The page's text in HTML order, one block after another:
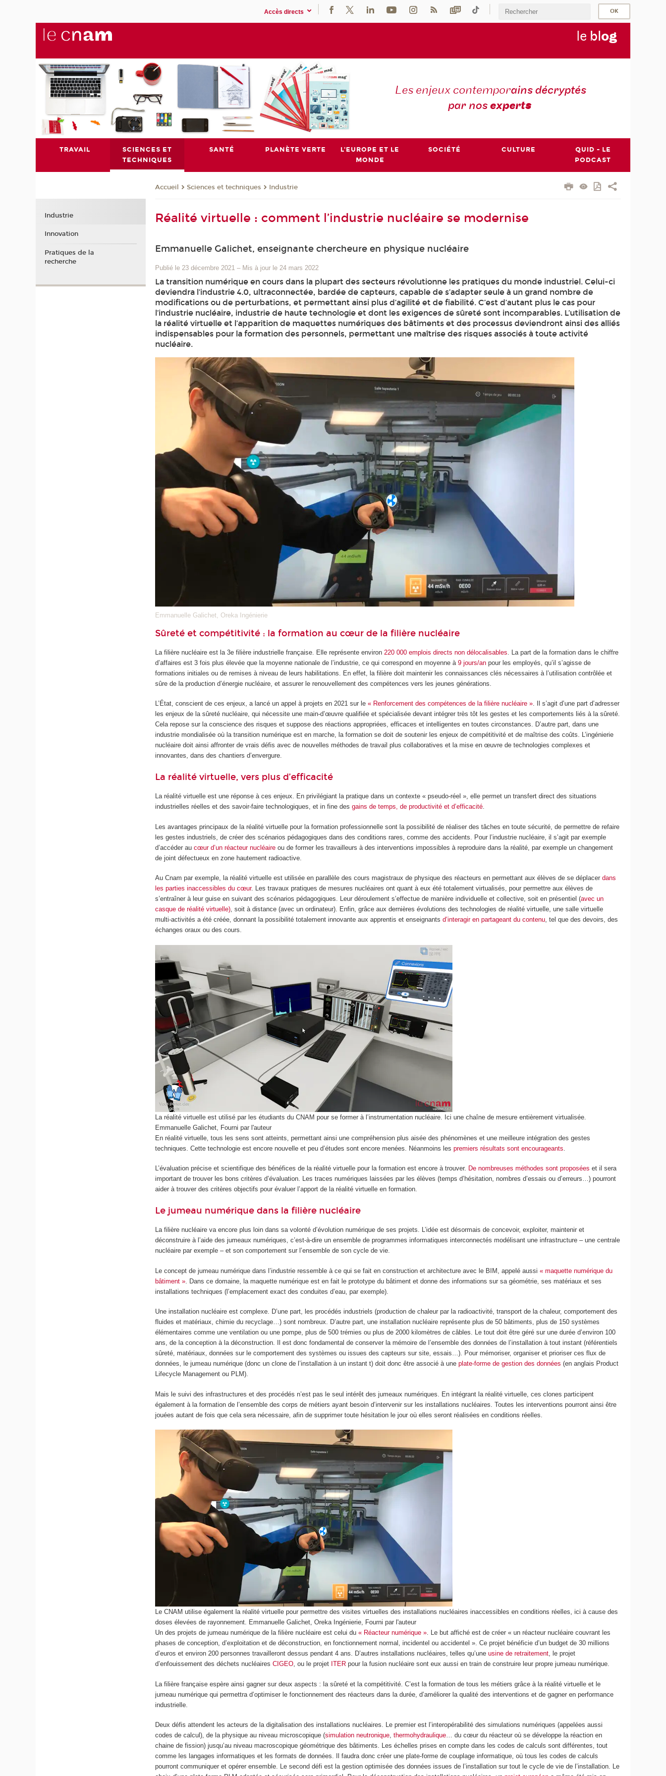
Accès directs
le blog
Les enjeux contemporains décryptés
par nosexperts
TRAVAIL
SCIENCES ET
TECHNIQUES
SANTÉ PLANÈTE VERTE
L'EUROPE ET LE
MONDE
SOCIÉTÉ CULTURE
QUID - LE
PODCAST
Accueil Sciences et techniques Industrie
Réalité virtuelle : comment l’industrie nucléaire se modernise
Emmanuelle Galichet, enseignante chercheure en physique nucléaire
Publié le 23 décembre 2021 – Mis à jour le 24 mars 2022
La transition numérique en cours dans la plupart des secteurs révolutionne les pratiques du monde industriel. Celui-ci
deviendra l’industrie 4.0, ultraconnectée, bardée de capteurs, capable de s’adapter seule à un grand nombre de
modifications ou de perturbations, et permettant ainsi plus d’agilité et de fiabilité. C’est d’autant plus le cas pour
l’industrie nucléaire, industrie de haute technologie et dont les exigences de sûreté sont incomparables. L’utilisation de
la réalité virtuelle et l’apparition de maquettes numériques des bâtiments et des processus deviendront ainsi des alliés
indispensables pour la formation des personnels, permettant une maîtrise des risques associés à toute activité
nucléaire.
Emmanuelle Galichet, Oreka Ingénierie
Sûreté et compétitivité : la formation au cœur de la filière nucléaire
La filière nucléaire est la 3e filière industrielle française. Elle représente environ 220 000 emplois directs non délocalisables . La part de la formation dans le chiffre
d’affaires est 3 fois plus élevée que la moyenne nationale de l’industrie, ce qui correspond en moyenne à9 jours/an pour les employés, qu’il s’agisse de
formations initiales ou de remises à niveau de leurs habilitations. En effet, la filière doit maintenir les connaissances clés nécessaires à l’utilisation contrôlée et
sûre de la production d’énergie nucléaire, et assurer le renouvellement des compétences vers les jeunes générations.
L’État, conscient de ces enjeux, a lancé un appel à projets en 2021 sur le« Renforcement des compétences de la filière nucléaire ». Il s’agit d’une part d’adresser
les enjeux de la sûreté nucléaire, qui nécessite une main-d’œuvre qualifiée et spécialisée devant intégrer très tôt les gestes et les comportements liés à la sûreté.
Cela repose sur la conscience des risques et suppose des réactions appropriées, efficaces et intelligentes en toutes circonstances. D’autre part, dans une
industrie mondialisée où la transition numérique est en marche, la formation se doit de soutenir les enjeux de compétitivité et de maîtrise des coûts. L’ingénierie
nucléaire doit ainsi affronter de vrais défis avec de nouvelles méthodes de travail plus collaboratives et la mise en œuvre de technologies complexes et
innovantes, dans des chantiers d’envergure.
La réalité virtuelle, vers plus d’efficacité
La réalité virtuelle est une réponse à ces enjeux. En privilégiant la pratique dans un contexte « pseudo-réel », elle permet un transfert direct des situations
industrielles réelles et des savoir-faire technologiques, et in fine desgains de temps, de productivité et d’efficacité.
Les avantages principaux de la réalité virtuelle pour la formation professionnelle sont la possibilité de réaliser des tâches en toute sécurité, de permettre de refaire
les gestes industriels, de créer des scénarios pédagogiques dans des conditions rares, comme des accidents. Pour l’industrie nucléaire, il s’agit par exemple
d’accéder aucœur d’un réacteur nucléaire ou de former les travailleurs à des interventions impossibles à reproduire dans la réalité, par exemple un changement
de joint défectueux en zone hautement radioactive.
Au Cnam par exemple, la réalité virtuelle est utilisée en parallèle des cours magistraux de physique des réacteurs en permettant aux élèves de se déplacerdans
les parties inaccessibles du cœur. Les travaux pratiques de mesures nucléaires ont quant à eux été totalement virtualisés, pour permettre aux élèves de
s’entraîner à leur guise en suivant des scénarios pédagogiques. Leur déroulement s’effectue de manière individuelle et collective, soit en présentiel (avec un
casque de réalité virtuelle), soit à distance (avec un ordinateur). Enfin, grâce aux dernières évolutions des technologies de réalité virtuelle, une salle virtuelle
multi-activités a été créée, donnant la possibilité totalement innovante aux apprentis et enseignantsd’interagir en partageant du contenu, tel que des devoirs, des
échanges oraux ou des cours.
La réalité virtuelle est utilisé par les étudiants du CNAM pour se former à l’instrumentation nucléaire. Ici une chaîne de mesure entièrement virtualisée.
Emmanuelle Galichet
Fourni par l'auteur
En réalité virtuelle, tous les sens sont atteints, permettant ainsi une compréhension plus aisée des phénomènes et une meilleure intégration des gestes
techniques. Cette technologie est encore nouvelle et peu d’études sont encore menées. Néanmoins lespremiers résultats sont encourageants
L’évaluation précise et scientifique des bénéfices de la réalité virtuelle pour la formation est encore à trouver. De nombreuses méthodes sont proposées et il sera
important de trouver les bons critères d’évaluation. Les traces numériques laissées par les élèves (temps d’hésitation, nombres d’essais ou d’erreurs…) pourront
aider à trouver des critères objectifs pour évaluer l’apport de la réalité virtuelle en formation.
Le jumeau numérique dans la filière nucléaire
La filière nucléaire va encore plus loin dans sa volonté d’évolution numérique de ses projets. L’idée est désormais de concevoir, exploiter, maintenir et
déconstruire à l’aide des jumeaux numériques, c’est-à-dire un ensemble de programmes informatiques interconnectés modélisant une infrastructure – une centrale
nucléaire par exemple – et son comportement sur l’ensemble de son cycle de vie.
Le concept de jumeau numérique dans l’industrie ressemble à ce qui se fait en construction et architecture avec le BIM, appelé aussi« maquette numérique du
bâtiment » . Dans ce domaine, la maquette numérique est en fait le prototype du bâtiment et donne des informations sur sa géométrie, ses matériaux et ses
installations techniques (l’emplacement exact des conduites d’eau, par exemple).
Une installation nucléaire est complexe. D’une part, les procédés industriels (production de chaleur par la radioactivité, transport de la chaleur, comportement des
fluides et matériaux, chimie du recyclage…) sont nombreux. D’autre part, une installation nucléaire représente plus de 50 bâtiments, plus de 150 systèmes
élémentaires comme une ventilation ou une pompe, plus de 500 trémies ou plus de 2000 kilomètres de câbles. Le tout doit être géré sur une durée d’environ 100
ans, de la conception à la déconstruction. Il est donc fondamental de conserver la mémoire de l’ensemble des données de l’installation à tout instant (référentiels
sûreté, matériaux, données sur le comportement des systèmes ou issues des capteurs sur site, essais…). Pour mémoriser, organiser et prioriser ces flux de
données, le jumeau numérique (donc un clone de l’installation à un instant t) doit donc être associé à uneplate-forme de gestion des données (en anglais Product
Lifecycle Management ou PLM).
Mais le suivi des infrastructures et des procédés n’est pas le seul intérêt des jumeaux numériques. En intégrant la réalité virtuelle, ces clones participent
également à la formation de l’ensemble des corps de métiers ayant besoin d’intervenir sur les installations nucléaires. Toutes les interventions pourront ainsi être
jouées autant de fois que cela sera nécessaire, afin de supprimer toute hésitation le jour où elles seront réalisées en conditions réelles.
Le CNAM utilise également la réalité virtuelle pour permettre des visites virtuelles des installations nucléaires inaccessibles en conditions réelles, ici à cause des
doses élevées de rayonnement. Emmanuelle Galichet, Oreka Ingénierie, Fourni par l'auteur
Un des projets de jumeau numérique de la filière nucléaire est celui du« Réacteur numérique ». Le but affiché est de créer « un réacteur nucléaire couvrant les
phases de conception, d’exploitation et de déconstruction, en fonctionnement normal, incidentel ou accidentel ». Ce projet bénéficie d’un budget de 30 millions
d’euros et environ 200 personnes travailleront dessus pendant 4 ans. D’autres installations nucléaires, telles qu’uneusine de retraitement, le projet
d’enfouissement des déchets nucléairesCIGEO, ou le projet ITER pour la fusion nucléaire sont eux aussi en train de construire leur propre jumeau numérique.
La filière française espère ainsi gagner sur deux aspects : la sûreté et la compétitivité. C’est la formation de tous les métiers grâce à la réalité virtuelle et le
jumeau numérique qui permettra d’optimiser le fonctionnement des réacteurs dans la durée, d’améliorer la qualité des interventions et de gagner en performance
industrielle.
Deux défis attendent les acteurs de la digitalisation des installations nucléaires. Le premier est l’interopérabilité des simulations numériques (appelées aussi
codes de calcul), de la physique au niveau microscopique (simulation neutronique,thermohydraulique… du cœur du réacteur où se développe la réaction en
chaine de fission) jusqu’au niveau macroscopique géométrique des bâtiments. Les échelles prises en compte dans les codes de calculs sont différentes, tout
comme les langages informatiques et les formats de données. Il faudra donc créer une plate-forme de couplage informatique, où tous les codes de calculs
pourront communiquer et opérer ensemble. Le second défi est la gestion optimisée des données issues de l’installation sur tout le cycle de vie de l’installation. Le
Industrie
Innovation
Pratiques de la
recherche